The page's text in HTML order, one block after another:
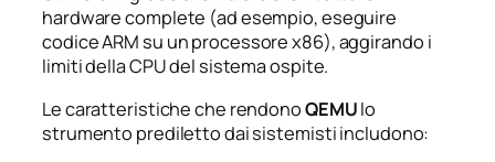
hardware complete (ad esempio, eseguire
codice ARM su un processore x86), aggirando i
limiti della CPU del sistema ospite.
Le caratteristiche che rendonoQEMUlo
strumento prediletto dai sistemisti includono: